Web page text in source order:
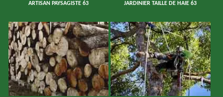
ARTISAN PAYSAGISTE 63 JARDINIER TAILLE DE HAIE 63